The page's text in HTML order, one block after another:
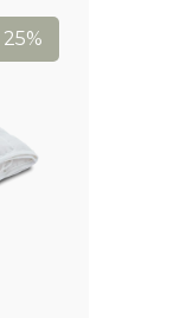
25%